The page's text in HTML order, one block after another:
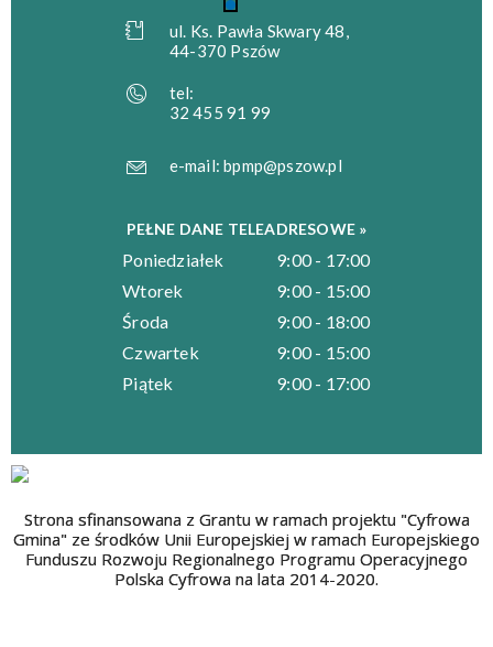
ul. Ks. Pawła Skwary 48,
44-370 Pszów
tel:
32 455 91 99
e-mail:bpmp@pszow.pl
PEŁNE DANE TELEADRESOWE »
Poniedziałek
9:00 - 17:00
Wtorek
9:00 - 15:00
Środa
9:00 - 18:00
Czwartek
9:00 - 15:00
Piątek
9:00 - 17:00
Strona sfinansowana z Grantu w ramach projektu "Cyfrowa
Gmina" ze środków Unii Europejskiej w ramach Europejskiego
Funduszu Rozwoju Regionalnego Programu Operacyjnego
Polska Cyfrowa na lata 2014-2020.